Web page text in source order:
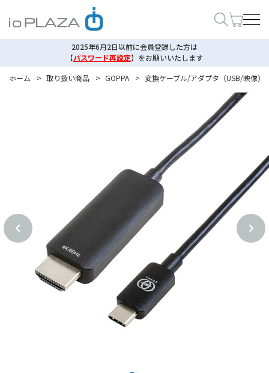
2025年6月2日以前に会員登録した方は
【パスワード再設定】 をお願いいたします
ホーム
> 取り扱い商品 > GOPPA > 変換ケーブル/アダプタ（USB/映像）